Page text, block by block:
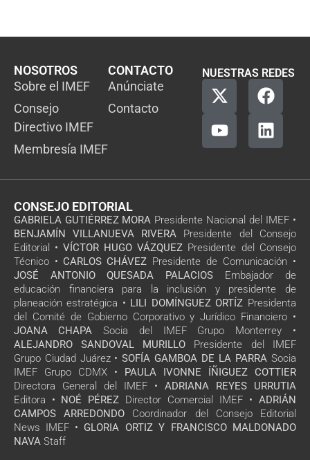
NOSOTROS
Sobre el IMEF
Consejo
Directivo IMEF
Membresía IMEF
CONTACTO
Anúnciate
Contacto
NUESTRAS REDES
CONSEJO EDITORIAL
GABRIELA GUTIÉRREZ MORA Presidente Nacional del IMEF •
BENJAMÍN VILLANUEVA RIVERA Presidente del Consejo
Editorial • VÍCTOR HUGO VÁZQUEZ Presidente del Consejo
Técnico • CARLOS CHÁVEZ Presidente de Comunicación •
JOSÉ ANTONIO QUESADA PALACIOS Embajador de
educación financiera para la inclusión y presidente de
planeación estratégica • LILI DOMÍNGUEZ ORTÍZ Presidenta
del Comité de Gobierno Corporativo y Jurídico Financiero •
JOANA CHAPA Socia del IMEF Grupo Monterrey •
ALEJANDRO SANDOVAL MURILLO Presidente del IMEF
Grupo Ciudad Juárez • SOFÍA GAMBOA DE LA PARRA Socia
IMEF Grupo CDMX • PAULA IVONNE ÍÑIGUEZ COTTIER
Directora General del IMEF • ADRIANA REYES URRUTIA
Editora • NOÉ PÉREZ Director Comercial IMEF • ADRIÁN
CAMPOS ARREDONDO Coordinador del Consejo Editorial
News IMEF • GLORIA ORTIZ Y FRANCISCO MALDONADO
NAVA Staff